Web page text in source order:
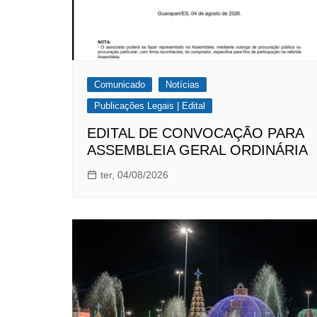
Comunicado
Notícias
Publicações Legais | Edital
EDITAL DE CONVOCAÇÃO PARA
ASSEMBLEIA GERAL ORDINÁRIA
ter, 04/08/2026